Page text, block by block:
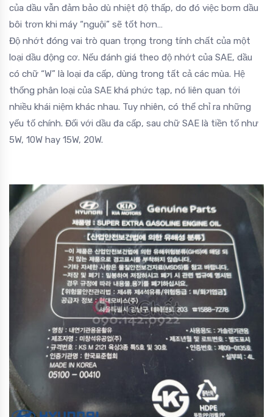
của dầu vẫn đảm bảo dù nhiệt độ thấp, do đó việc bơm dầu
bôi trơn khi máy “nguội” sẽ tốt hơn…
Độ nhớt đóng vai trò quan trọng trong tính chất của một
loại dầu động cơ. Nếu đánh giá theo độ nhớt của SAE, dầu
có chữ “W” là loại đa cấp, dùng trong tất cả các mùa. Hệ
thống phân loại của SAE khá phức tạp, nó liên quan tới
nhiều khái niệm khác nhau. Tuy nhiên, có thể chỉ ra những
yếu tố chính. Đối với dầu đa cấp, sau chữ SAE là tiền tố như
5W, 10W hay 15W, 20W.